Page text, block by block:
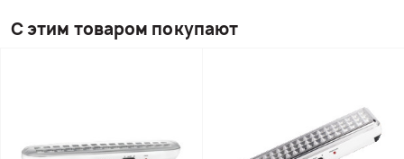
С этим товаром покупают